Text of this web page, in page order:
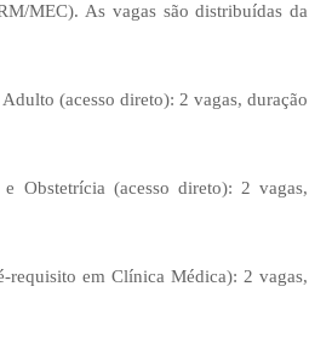
MEC). As vagas são distribuídas da
(acesso direto): 2 vagas, duração
e Obstetrícia (acesso direto): 2 vagas,
requisito em Clínica Médica): 2 vagas,